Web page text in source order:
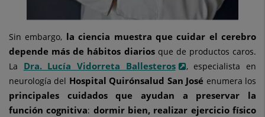
Sin embargo, la ciencia muestra que cuidar el cerebro
depende más de hábitos diariosque de productos caros.
La Dra. Lucía Vidorreta Ballesteros
, especialista en
neurología del Hospital Quirónsalud San José enumera los
principales cuidados que ayudan a preservar la
función cognitiva: dormir bien, realizar ejercicio físico